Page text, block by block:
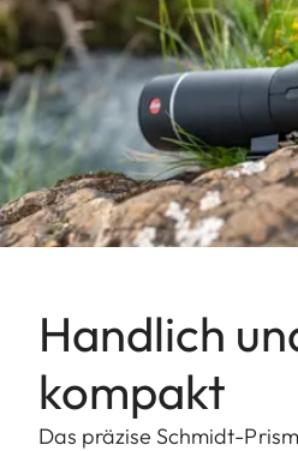
Handlich
kompakt
Das präzise Schmidt-